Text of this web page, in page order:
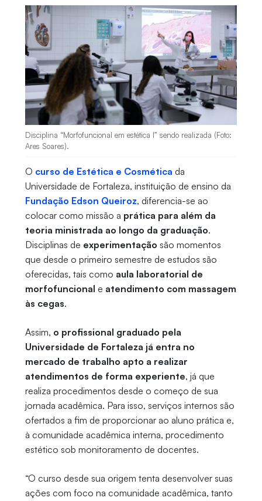
Disciplina “Morfofuncional em estética I” sendo realizada (Foto:
Ares Soares).
O curso de Estética e Cosmética da
Universidade de Fortaleza, instituição de ensino da
Fundação Edson Queiroz, diferencia-se ao
colocar como missão a prática para além da
teoria ministrada ao longo da graduação.
Disciplinas de experimentação são momentos
que desde o primeiro semestre de estudos são
oferecidas, tais como aula laboratorial de
morfofuncional e atendimento com massagem
às cegas.
Assim, o profissional graduado pela
Universidade de Fortaleza já entra no
mercado de trabalho apto a realizar
atendimentos de forma experiente, já que
realiza procedimentos desde o começo de sua
jornada acadêmica. Para isso, serviços internos são
ofertados a fim de proporcionar ao aluno prática e,
à comunidade acadêmica interna, procedimento
estético sob monitoramento de docentes.
“O curso desde sua origem tenta desenvolver suas
ações com foco na comunidade acadêmica, tanto